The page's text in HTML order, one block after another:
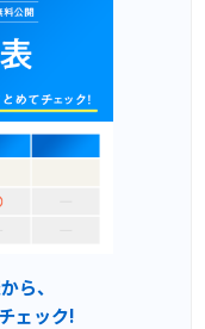
ら、
ェック!